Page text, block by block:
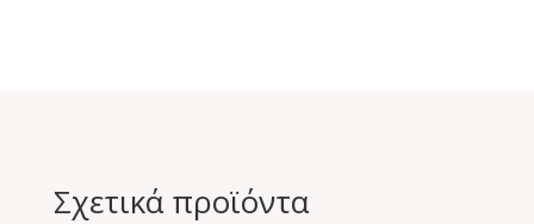
Σχετικά προϊόντα